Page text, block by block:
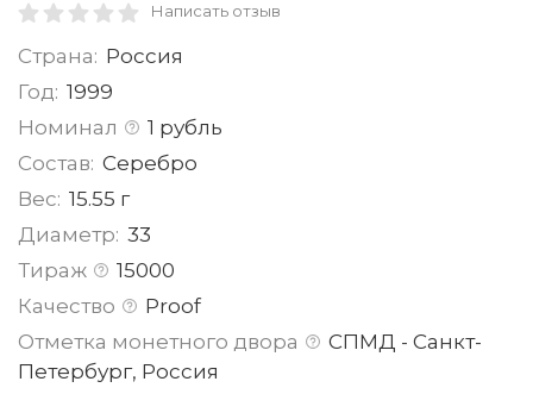
Написать отзыв
Страна: Россия
Год: 1999
Номинал
1 рубль
Состав: Серебро
Вес: 15.55 г
Диаметр: 33
Тираж
15000
Качество
Proof
Отметка монетного двора
СПМД - Санкт-
Петербург, Россия